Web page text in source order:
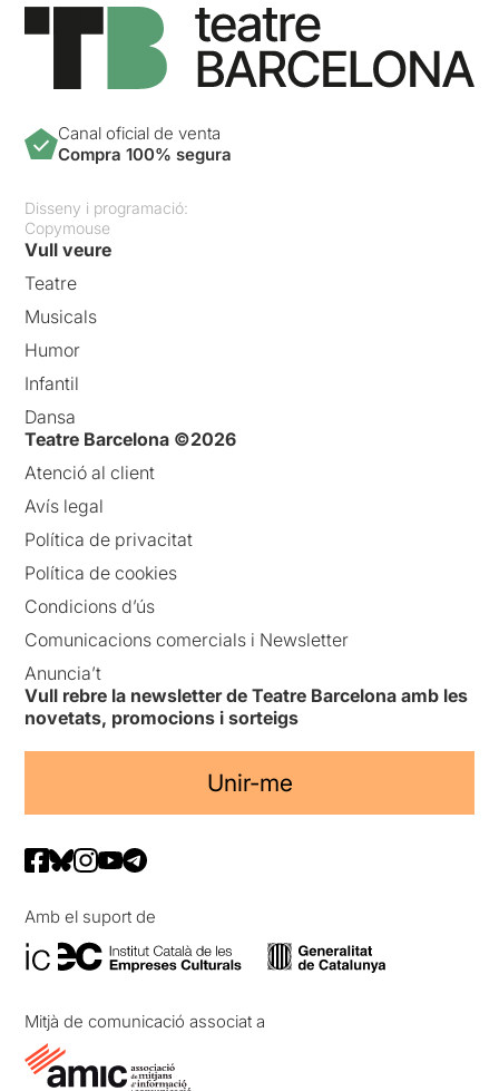
un terra que dóna color a les
vides d'aquestes dones.
La nostra valoració és de 6
Si voleu llegir la ressenya
original, només heu de clicar
Canal oficial de venta
Compra 100% segura
Disseny i programació:
Copymouse
Vull veure
Teatre
Musicals
Humor
Infantil
Dansa
Teatre Barcelona ©2026
Atenció al client
Avís legal
Política de privacitat
Política de cookies
Condicions d’ús
Comunicacions comercials i Newsletter
Anuncia’t
Vull rebre la newsletter de Teatre Barcelona amb les
novetats, promocions i sorteigs
Unir-me
Amb el suport de
Mitjà de comunicació associat a